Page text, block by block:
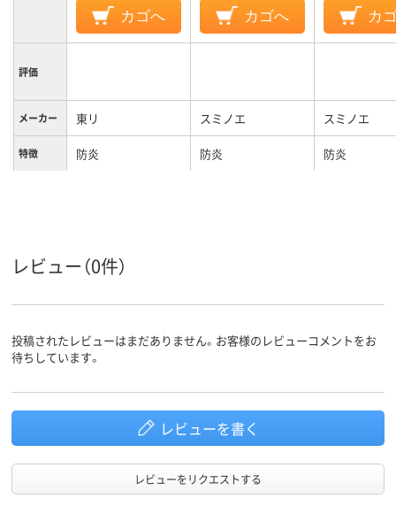
カゴへ カゴへ カ
評価
メーカー 東リ スミノエ スミノエ
特徴 防炎 防炎 防炎
レビュー（0件）
投稿されたレビューはまだありません。お客様のレビューコメントをお
待ちしています。
レビューを書く
レビューをリクエストする